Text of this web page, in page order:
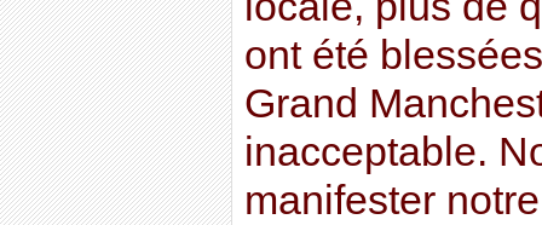
ont été
Grand
inacceptable.
manifester